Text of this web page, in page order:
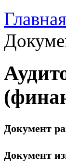
Главная
Документ
Документ